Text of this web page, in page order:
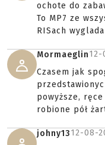
ochote do
To MP7 ze
RISach
Mormaeglin12-
Czasem jak
powyższe,
robione pół
johny1312-08-